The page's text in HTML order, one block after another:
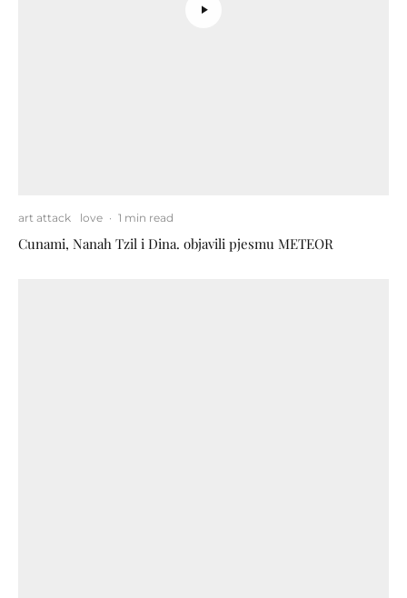
art attack love · 1 min read
Cunami, Nanah Tzil i Dina. objavili pjesmu METEOR